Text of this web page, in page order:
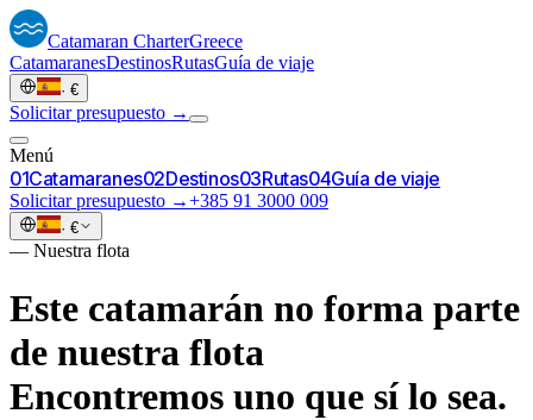
Catamaran CharterGreece
CatamaranesDestinosRutasGuía de viaje
· €
Solicitar presupuesto →
Menú
01Catamaranes02Destinos03Rutas04Guía de viaje
Solicitar presupuesto →+385 91 3000 009
· €
— Nuestra flota
Este catamarán no forma parte
de nuestra flota
Encontremos uno que sí lo sea.